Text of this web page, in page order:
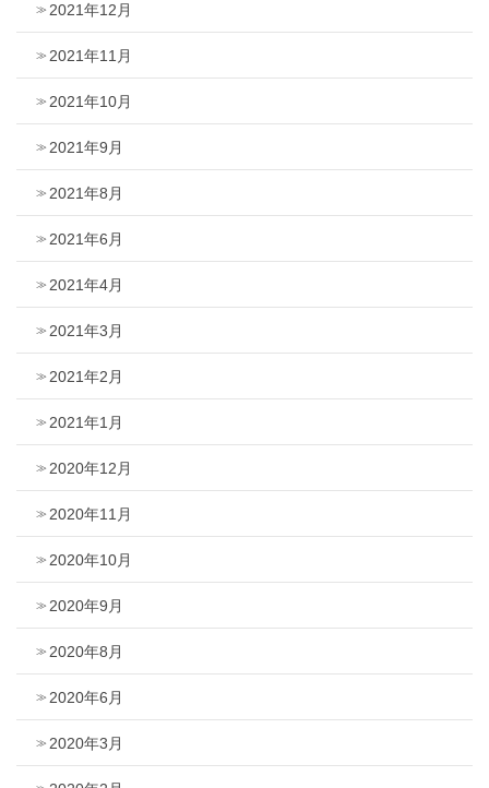
2021年12月
2021年11月
2021年10月
2021年9月
2021年8月
2021年6月
2021年4月
2021年3月
2021年2月
2021年1月
2020年12月
2020年11月
2020年10月
2020年9月
2020年8月
2020年6月
2020年3月